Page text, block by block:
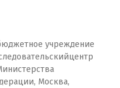
учреждение
Москва,